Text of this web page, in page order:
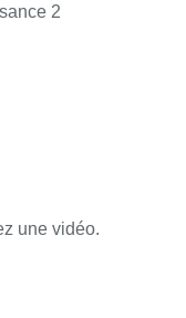
2
une vidéo.